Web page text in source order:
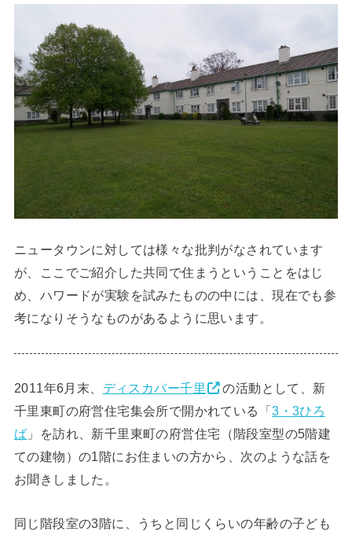
ニュータウンに対しては様々な批判がなされています
が、ここでご紹介した共同で住まうということをはじ
め、ハワードが実験を試みたものの中には、現在でも参
考になりそうなものがあるように思います。
2011年6月末、 ディスカバー千里
の活動として、新
千里東町の府営住宅集会所で開かれている「3・3ひろ
ば 」を訪れ、新千里東町の府営住宅（階段室型の5階建
ての建物）の1階にお住まいの方から、次のような話を
お聞きしました。
同じ階段室の3階に、うちと同じくらいの年齢の子ども